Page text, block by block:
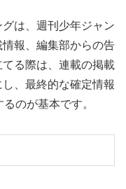
は、週刊少年ジャン
報、編集部からの告
る際は、連載の掲載
、最終的な確定情報
のが基本です。